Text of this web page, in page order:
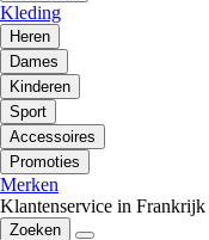
Kleding
Heren
Dames
Kinderen
Sport
Accessoires
Promoties
Merken
Klantenservice in Frankrijk
Zoeken